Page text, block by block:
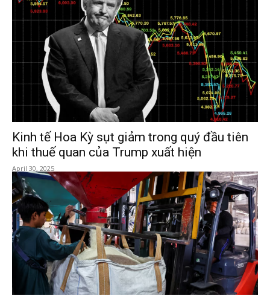
Kinh tế Hoa Kỳ sụt giảm trong quý đầu tiên
khi thuế quan của Trump xuất hiện
April 30, 2025